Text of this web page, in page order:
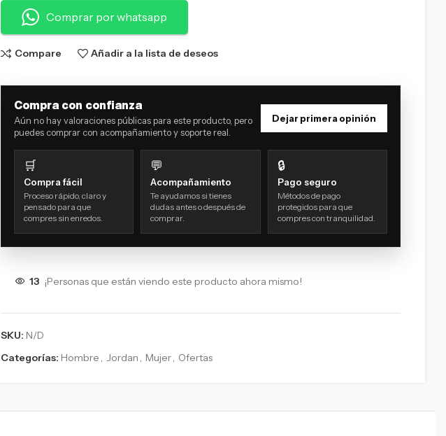
Comprar por whatsapp
Compare Añadir a la lista de deseos
Compra con confianza
Aún no hay valoraciones públicas para este producto, pero
puedes comprar con acompañamiento y soporte real.
Dejar primera opinión
🛒
Compra fácil
Proceso rápido, claro y
pensado para que
compres sin enredos.
💬
Acompañamiento
Te ayudamos si tienes
dudas antes o después de
comprar.
🔒
Pago seguro
Métodos de pago
protegidos para que
compres con tranquilidad.
13 ¡Personas que están viendo este producto ahora mismo!
SKU: N/D
Categorías: Hombre , Jordan , Mujer, Ofertas